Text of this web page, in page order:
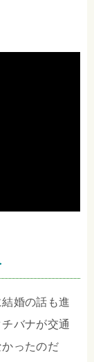
婚の話も進
バナが交通
ったのだ